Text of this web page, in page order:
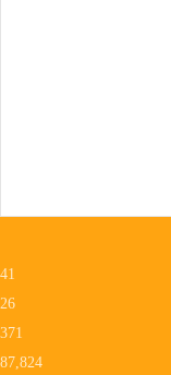
41
26
371
87,824